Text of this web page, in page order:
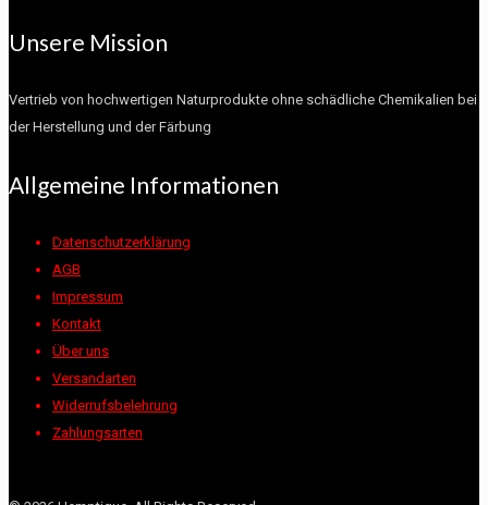
Unsere Mission
Vertrieb von hochwertigen Naturprodukte ohne schädliche Chemikalien bei
der Herstellung und der Färbung
Allgemeine Informationen
Datenschutzerklärung
AGB
Impressum
Kontakt
Über uns
Versandarten
Widerrufsbelehrung
Zahlungsarten